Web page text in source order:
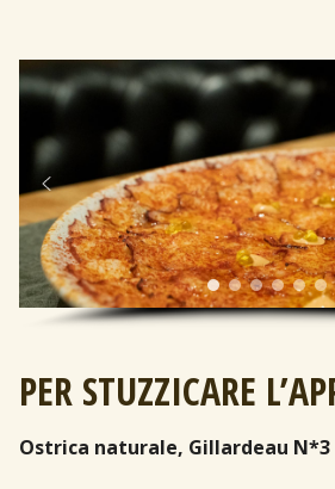
PER STUZZICARE
Ostrica naturale, Gillardeau N*3